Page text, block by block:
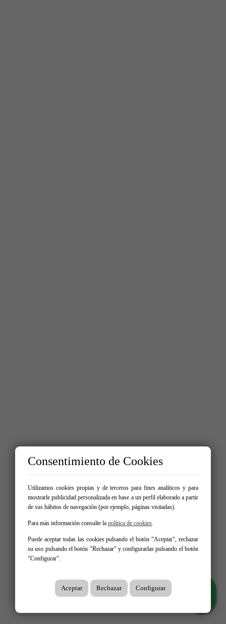
Consentimiento de Cookies
Utilizamos cookies propias y de terceros para fines analíticos y para
mostrarle publicidad personalizada en base a un perfil elaborado a partir
de sus hábitos de navegación (por ejemplo, páginas visitadas).
Para más información consulte la política de cookies.
Puede aceptar todas las cookies pulsando el botón "Aceptar", rechazar
su uso pulsando el botón "Rechazar" y configurarlas pulsando el botón
"Configurar".
Aceptar Rechazar Configurar